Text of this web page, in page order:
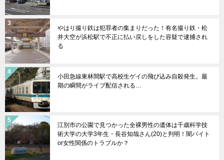
やはり撮り鉄は犯罪者の集まりだった！有名撮り鉄・松
井大空が浜松駅で不正に払い戻しをした容疑で逮捕され
る
小田急線東林間駅で高校生ゲイの飛び込み自殺発生。最
期の瞬間がライブ配信される…
江別市の公園で見つかった全裸男性の遺体は千歳科学技
術大学の大学3年生・長谷知哉さん(20)と判明！闇バイト
or女性関係のトラブルか？